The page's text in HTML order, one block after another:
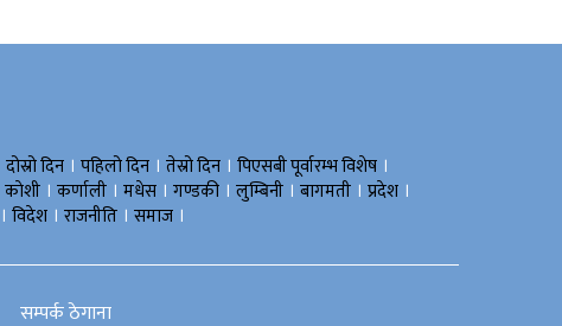
दोस्रो दिन । पहिलो दिन । तेस्रो दिन । पिएसबी पूर्वारम्भ विशेष ।
काेशी । कर्णाली । मधेस । गण्डकी । लुम्बिनी । बागमती । प्रदेश ।
। विदेश । राजनीति । समाज ।
सम्पर्क ठेगाना